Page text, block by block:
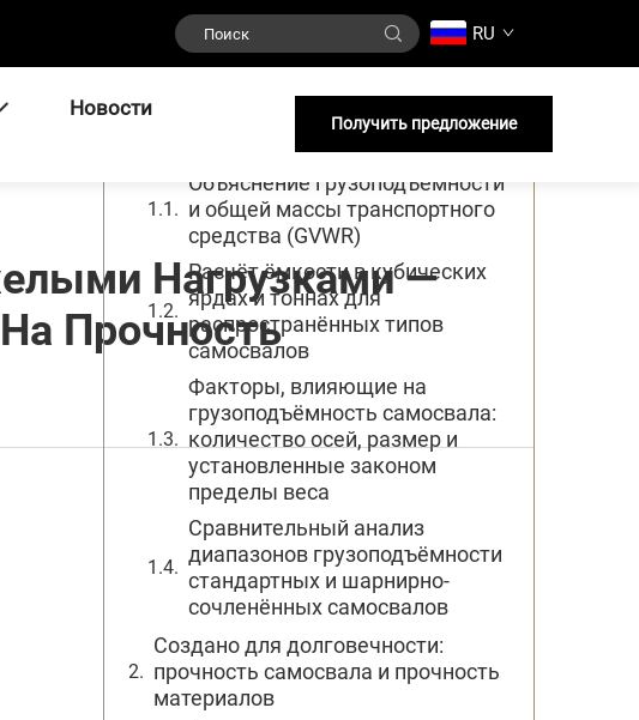
RU
Новости
Получить предложение
Нагрузками —
Прочность
Содержание
Понимание грузоподъемности
самосвала и диапазонов тоннажа
Объяснение грузоподъемности
и общей массы транспортного
средства (GVWR)
Расчёт ёмкости в кубических
ярдах и тоннах для
распространённых типов
самосвалов
Факторы, влияющие на
грузоподъёмность самосвала:
количество осей, размер и
установленные законом
пределы веса
Сравнительный анализ
диапазонов грузоподъёмности
стандартных и шарнирно-
сочленённых самосвалов
Создано для долговечности:
прочность самосвала и прочность
материалов